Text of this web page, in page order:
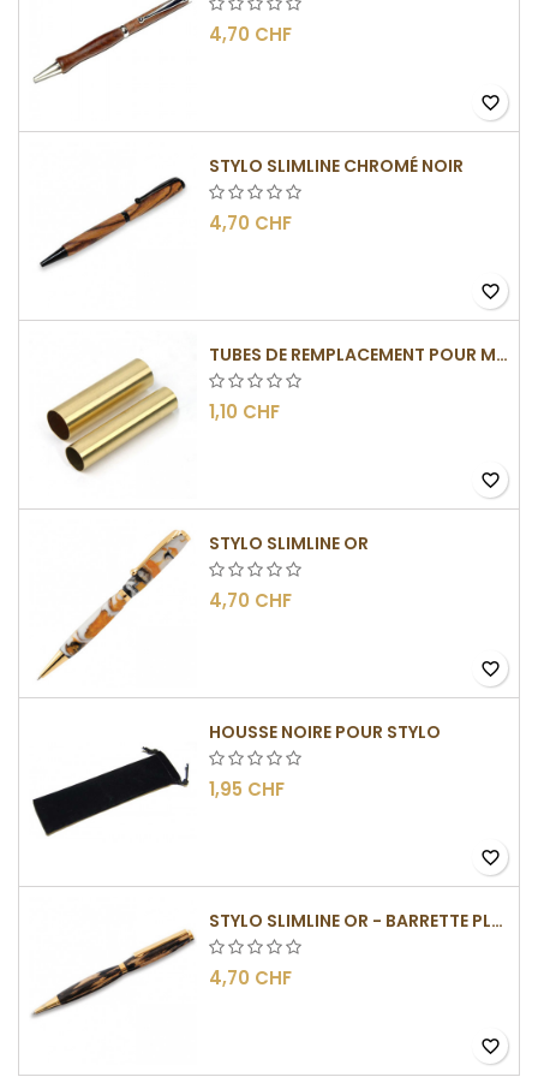
4,70 CHF
favorite_border
STYLO SLIMLINE CHROMÉ NOIR
4,70 CHF
favorite_border
TUBES DE REMPLACEMENT POUR MÉCANISME SLIMLINE
1,10 CHF
favorite_border
STYLO SLIMLINE OR
4,70 CHF
favorite_border
HOUSSE NOIRE POUR STYLO
1,95 CHF
favorite_border
STYLO SLIMLINE OR - BARRETTE PLATE
4,70 CHF
favorite_border